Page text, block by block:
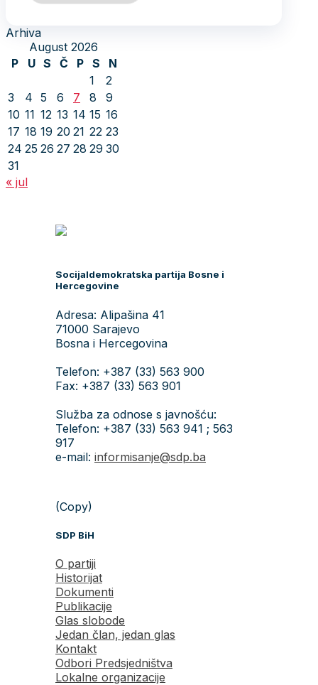
Arhiva
August 2026
P
U S Č P S
N
1
2
3
4 5 6 7 8
9
10 11 12 13 14 15 16
17 18 19 20 21 22 23
24 25 26 27 28 29 30
31
« jul
Socijaldemokratska partija Bosne i
Hercegovine
Adresa: Alipašina 41
71000 Sarajevo
Bosna i Hercegovina
Telefon: +387 (33) 563 900
Fax: +387 (33) 563 901
Služba za odnose s javnošću:
Telefon: +387 (33) 563 941 ; 563
917
e-mail: informisanje@sdp.ba
(Copy)
SDP BiH
O partiji
Historijat
Dokumenti
Publikacije
Glas slobode
Jedan član, jedan glas
Kontakt
Odbori Predsjedništva
Lokalne organizacije